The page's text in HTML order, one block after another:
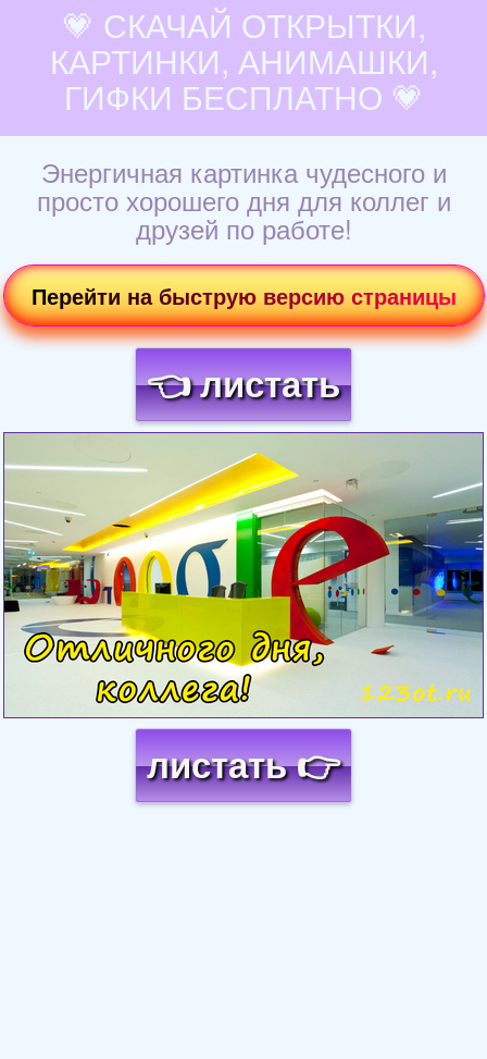
💗 СКАЧАЙ ОТКРЫТКИ,
КАРТИНКИ, АНИМАШКИ,
ГИФКИ БЕСПЛАТНО 💗
Энергичная картинка чудесного и
просто хорошего дня для коллег и
друзей по работе!
Перейти на быструю версию страницы
👈 листать
Загрузка картинки...
листать 👉